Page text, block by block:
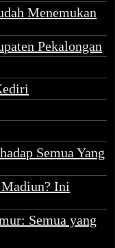
Menemukan
Pekalongan
Semua Yang
Ini
Semua yang